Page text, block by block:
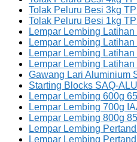
Tolak Peluru Besi 3kg
Tolak Peluru Besi 1kg
Lempar Lembing
Lempar Lembing
Lempar Lembing
Lempar Lembing
Gawang Lari Aluminium
Starting Blocks SAQ-
Lempar Lembing 600g
Lempar Lembing 700g
Lempar Lembing 800g
Lempar Lembing
Lempar Lembing